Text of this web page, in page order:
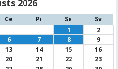
2026
Ce Pi Se
Sv
1
2
6 7 8
9
13 14 15
16
20 21 22
23